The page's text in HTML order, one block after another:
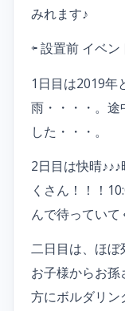
みれます♪
⇦ 設置前 イベン
1日目は2019年
雨・・・・。途
した・・・。
2日目は快晴
くさん！！！
んで待っていて
二日目は、ほ
お子様からお
方にボルダリン